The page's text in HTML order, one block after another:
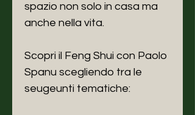
spazio non solo in casa ma
anche nella vita.
Scopri il Feng Shui con Paolo
Spanu scegliendo tra le
seugeunti tematiche: